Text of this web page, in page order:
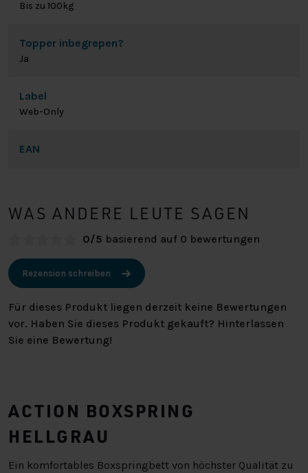
Bis zu 100kg
Topper inbegrepen?
Ja
Label
Web-Only
EAN
WAS ANDERE LEUTE SAGEN
0/5 basierend auf 0 bewertungen
Rezension schreiben
Für dieses Produkt liegen derzeit keine Bewertungen
vor. Haben Sie dieses Produkt gekauft? Hinterlassen
Sie eine Bewertung!
ACTION BOXSPRING
HELLGRAU
Ein komfortables Boxspringbett von höchster Qualität zu